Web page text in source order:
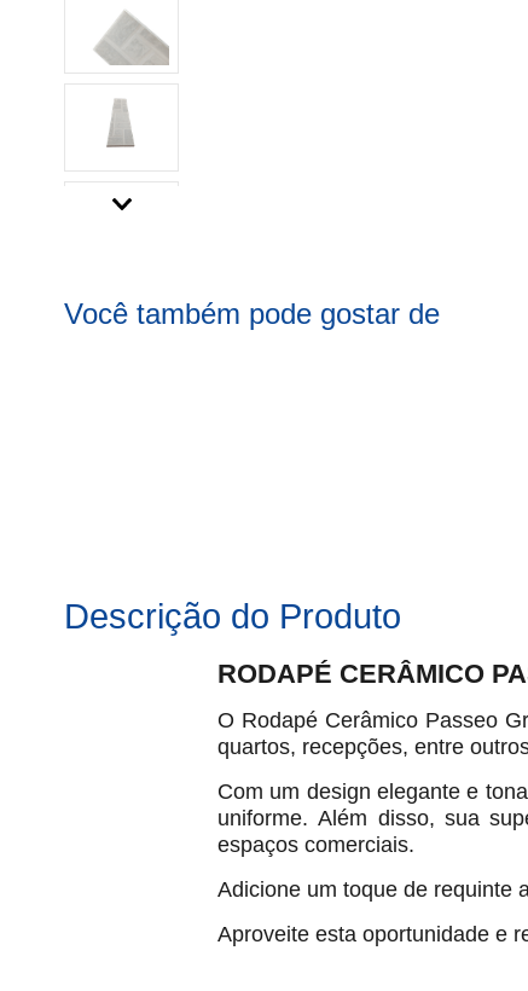
Você também pode gostar de
Descrição do Produto
RODAPÉ CERÂMICO
O Rodapé Cerâmico Passeo
quartos, recepções, entre
Com um design elegante e
uniforme. Além disso, sua
espaços comerciais.
Adicione um toque de requinte
Aproveite esta oportunidade e